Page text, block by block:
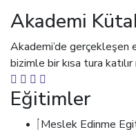
Akademi
Akademi’de
bizimle bir kısa tura katılır
Eğitimler
Meslek Edinme